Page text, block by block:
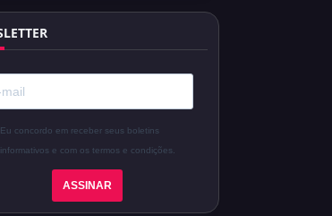
Eu concordo em receber seus boletins
informativos e com os termos e condições.
ASSINAR